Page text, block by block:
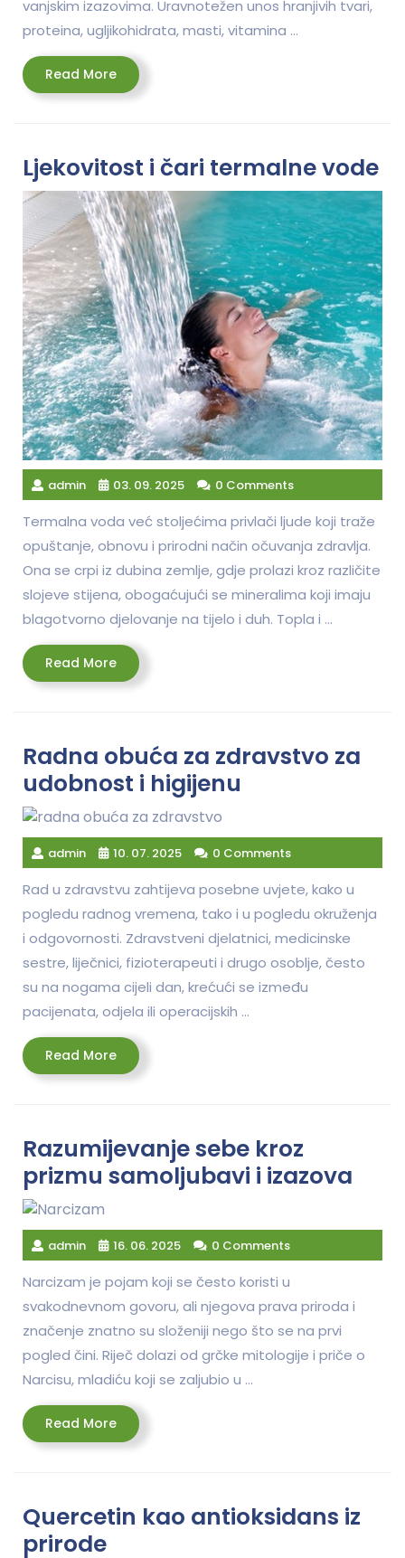
vanjskim izazovima. Uravnotežen unos hranjivih tvari,
proteina, ugljikohidrata, masti, vitamina …
Read MoreRead
More
Ljekovitost i čari termalne vode
admin 03. 09. 2025 0 Comments
Termalna voda već stoljećima privlači ljude koji traže
opuštanje, obnovu i prirodni način očuvanja zdravlja.
Ona se crpi iz dubina zemlje, gdje prolazi kroz različite
slojeve stijena, obogaćujući se mineralima koji imaju
blagotvorno djelovanje na tijelo i duh. Topla i …
Read MoreRead
More
Radna obuća za zdravstvo za
udobnost i higijenu
admin 10. 07. 2025 0 Comments
Rad u zdravstvu zahtijeva posebne uvjete, kako u
pogledu radnog vremena, tako i u pogledu okruženja
i odgovornosti. Zdravstveni djelatnici, medicinske
sestre, liječnici, fizioterapeuti i drugo osoblje, često
su na nogama cijeli dan, krećući se između
pacijenata, odjela ili operacijskih …
Read MoreRead
More
Razumijevanje sebe kroz
prizmu samoljubavi i izazova
admin 16. 06. 2025 0 Comments
Narcizam je pojam koji se često koristi u
svakodnevnom govoru, ali njegova prava priroda i
značenje znatno su složeniji nego što se na prvi
pogled čini. Riječ dolazi od grčke mitologije i priče o
Narcisu, mladiću koji se zaljubio u …
Read MoreRead
More
Quercetin kao antioksidans iz
prirode